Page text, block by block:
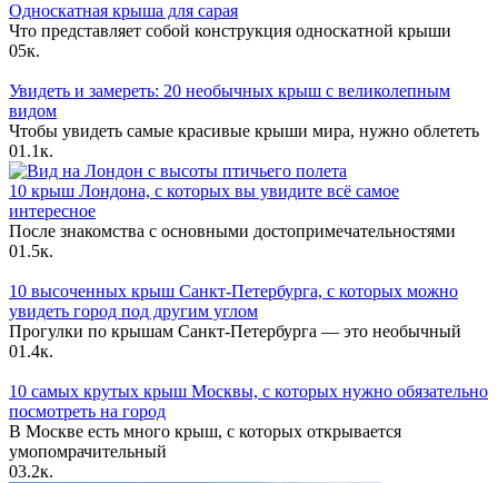
Односкатная крыша для сарая
Что представляет собой конструкция односкатной крыши
05к.
Увидеть и замереть: 20 необычных крыш с великолепным
видом
Чтобы увидеть самые красивые крыши мира, нужно облететь
01.1к.
10 крыш Лондона, с которых вы увидите всё самое
интересное
После знакомства с основными достопримечательностями
01.5к.
10 высоченных крыш Санкт-Петербурга, с которых можно
увидеть город под другим углом
Прогулки по крышам Санкт-Петербурга — это необычный
01.4к.
10 самых крутых крыш Москвы, с которых нужно обязательно
посмотреть на город
В Москве есть много крыш, с которых открывается
умопомрачительный
03.2к.